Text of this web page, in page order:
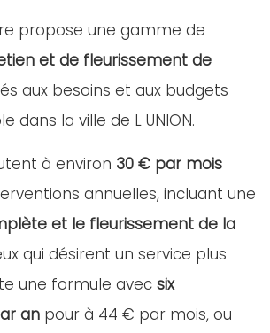
propose une gamme de
et de fleurissement de
aux besoins et aux budgets
dans la ville de L UNION.
à environ 30 € par mois
annuelles, incluant une
et le fleurissement de la
qui désirent un service plus
une formule avec six
an pour à 44 € par mois, ou